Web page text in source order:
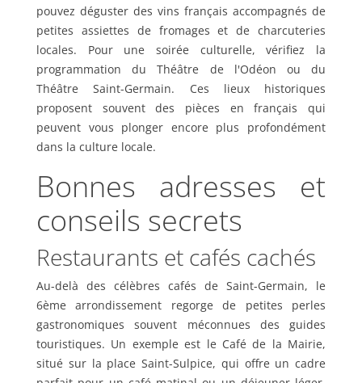
pouvez déguster des vins français accompagnés de
petites assiettes de fromages et de charcuteries
locales. Pour une soirée culturelle, vérifiez la
programmation du Théâtre de l'Odéon ou du
Théâtre Saint-Germain. Ces lieux historiques
proposent souvent des pièces en français qui
peuvent vous plonger encore plus profondément
dans la culture locale.
Bonnes adresses et
conseils secrets
Restaurants et cafés cachés
Au-delà des célèbres cafés de Saint-Germain, le
6ème arrondissement regorge de petites perles
gastronomiques souvent méconnues des guides
touristiques. Un exemple est le Café de la Mairie,
situé sur la place Saint-Sulpice, qui offre un cadre